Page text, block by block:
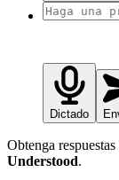
Dictado
Obtenga
Understood.